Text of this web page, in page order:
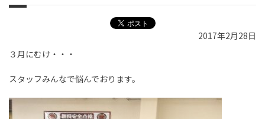
2017年2月28日
３月にむけ・・・
スタッフみんなで悩んでおります。